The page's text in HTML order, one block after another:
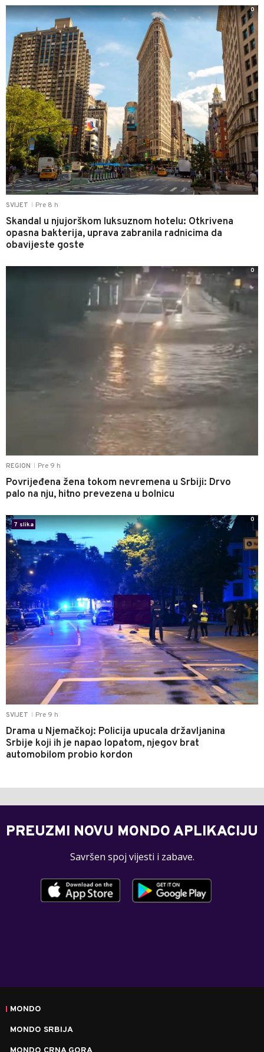
SVIJET Pre 8 h
Skandal u njujorškom luksuznom hotelu: Otkrivena
opasna bakterija, uprava zabranila radnicima da
obavijeste goste
0
REGION Pre 9 h
Povrijeđena žena tokom nevremena u Srbiji: Drvo
palo na nju, hitno prevezena u bolnicu
0
SVIJET Pre 9 h
Drama u Njemačkoj: Policija upucala državljanina
Srbije koji ih je napao lopatom, njegov brat
automobilom probio kordon
7 slika
0
PREUZMI NOVU MONDO APLIKACIJU
Savršen spoj vijesti i zabave.
MONDO
MONDO SRBIJA